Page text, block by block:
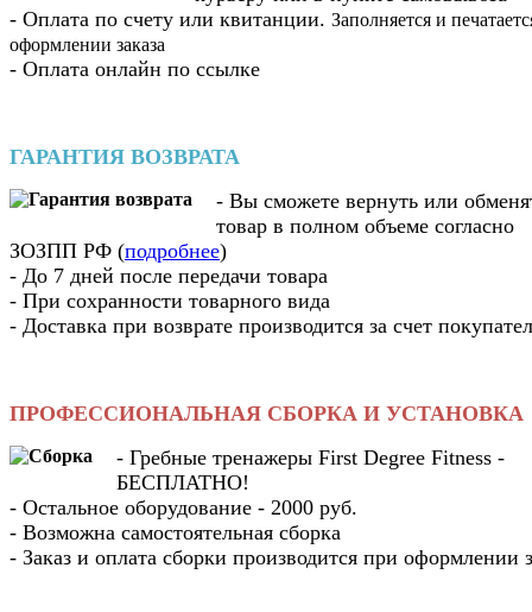
- Оплата по счету или квитанции. Заполняется и
оформлении заказа
- Оплата онлайн по ссылке
ГАРАНТИЯ ВОЗВРАТА
- Вы cможете вернуть или
товар в полном объеме согласно
ЗОЗПП РФ (подробнее)
- До 7 дней после передачи товара
- При сохранности товарного вида
- Доставка при возврате производится за счет
ПРОФЕССИОНАЛЬНАЯ СБОРКА И УСТАНОВКА
- Гребные тренажеры First Degree Fitness -
БЕСПЛАТНО!
- Остальное оборудование - 2000 руб.
- Возможна самостоятельная сборка
- Заказ и оплата сборки производится при оформлении